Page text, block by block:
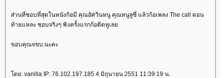
ส่วนที่ชอบที่สุดในหนังก้อมี คุณอัศวินหนู คุณหนูลูซี่ แล้วก้อเพลง The call ตอน
ท้ายแหละ ชอบจริงๆ ฟังครั้งแรกก้อติดหูเล
ขอบคุณจขบ.นะคะ
ดย: vanilla IP: 76.102.197.185 4 มิถุนายน 2551 11:39:19 น.